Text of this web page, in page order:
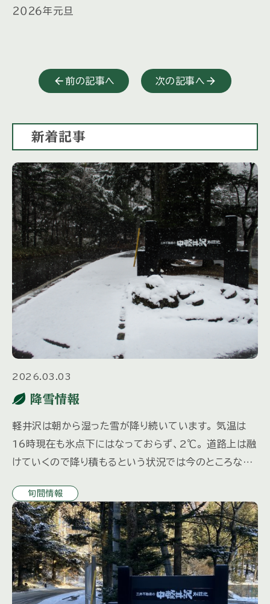
２０２６年元旦
前の記事へ 次の記事へ
新着記事
2026.03.03
降雪情報
軽井沢は朝から湿った雪が降り続いています。 気温は
16時現在も氷点下にはなっておらず、2℃。 道路上は融
けていくので降り積もるという状況では今のところない
す。 このあと […]
旬間情報